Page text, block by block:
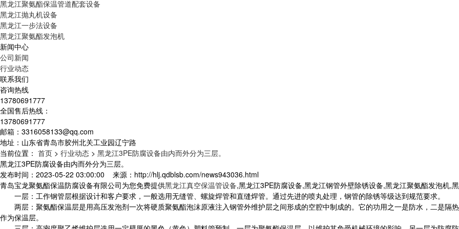
黑龙江聚氨酯保温管道配套设备
黑龙江抛丸机设备
黑龙江一步法设备
黑龙江聚氨酯发泡机
新闻中心
公司新闻
行业动态
联系我们
咨询热线
13780691777
全国售后热线：
13780691777
邮箱：3316058133@qq.com
地址：山东省青岛市胶州北关工业园辽宁路
当前位置： 首页 > 行业动态 > 黑龙江3PE防腐设备由内而外分为三层。
黑龙江3PE防腐设备由内而外分为三层。
发布时间：2023-05-22 03:00:00 来源：http://hlj.qdblsb.com/news943036.html
青岛宝龙聚氨酯保温防腐设备有限公司为您免费提供黑龙江真空保温管设备,黑龙江3PE防腐设备,黑龙江钢管外壁除锈设备,黑龙江聚氨酯发泡机,
一层：工作钢管层根据设计和客户要求，一般选用无缝管、螺旋焊管和直缝焊管。通过先进的喷丸处理，钢管的除锈等级达到规范要求。
两层：聚氨酯保温层是用高压发泡剂一次将硬质聚氨酯泡沫原液注入钢管外维护层之间形成的空腔中制成的。它的功用之一是防水，二是隔
作为保温层。